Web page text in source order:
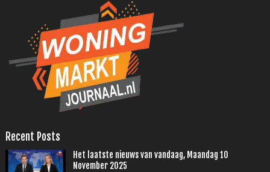
Recent Posts
Het laatste nieuws van vandaag, Maandag 10
November 2025